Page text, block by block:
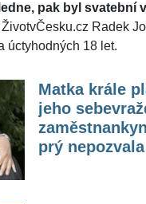
pak byl svatební
Radek
úctyhodných 18 let.
Matka krále
jeho
prý nepozvala